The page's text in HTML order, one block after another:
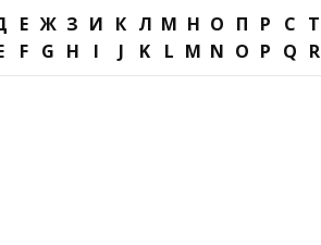
Е Ж З И К Л М Н О П Р С Т
F G H I J K L M N O P Q R